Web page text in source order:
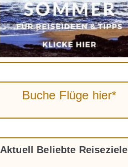
Buche Flüge hier*
Aktuell Beliebte Reiseziele